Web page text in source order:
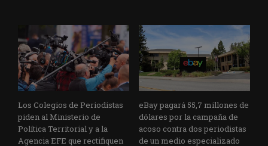
Los Colegios de Periodistas
piden al Ministerio de
Política Territorial y a la
Agencia EFE que rectifiquen
eBay pagará 55,7 millones de
dólares por la campaña de
acoso contra dos periodistas
de un medio especializado